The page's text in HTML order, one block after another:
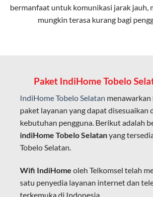
Latensi Rendah
Cocok untuk aktivitas yang
Mampu menangani banyak perangkat
Dengan teknologi ini, IndiHome
internet yang lebih baik bagi pengguna
belajar, dan hiburan di rumah.
IndiHome sering disebut sebagai WiFi
fiber optic dapat dikoneksikan melalui
WiFi.
bermanfaat untuk komunikasi jarak jauh,
mungkin terasa kurang bagi
Paket IndiHome Tobelo
IndiHome Tobelo Selatan menawarkan
paket layanan yang dapat disesuaikan
kebutuhan pengguna. Berikut adalah
indiHome Tobelo Selatanyang
Tobelo Selatan.
Wifi IndiHome oleh Telkomsel telah
satu penyedia layanan internet dan
terkemuka di Indonesia.